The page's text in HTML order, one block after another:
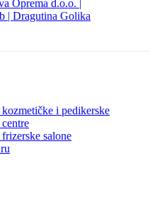
i pedikerske
salone